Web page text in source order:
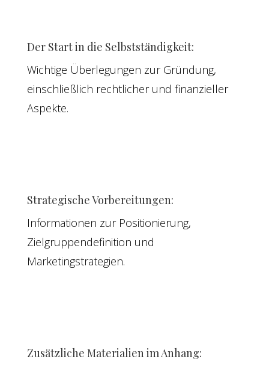
Der Start in die Selbstständigkeit:
Wichtige Überlegungen zur Gründung,
einschließlich rechtlicher und finanzieller
Aspekte.
Strategische Vorbereitungen:
Informationen zur Positionierung,
Zielgruppendefinition und
Marketingstrategien.
Zusätzliche Materialien im Anhang: